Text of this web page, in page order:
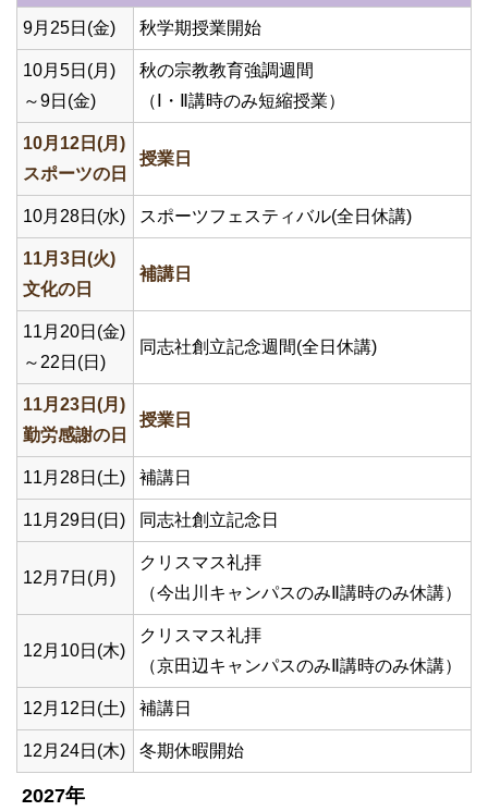
9月25日(金) 秋学期授業開始
10月5日(月)
～9日(金)
秋の宗教教育強調週間
（Ⅰ・Ⅱ講時のみ短縮授業）
10月12日(月)
スポーツの日
授業日
10月28日(水) スポーツフェスティバル(全日休講)
11月3日(火)
文化の日
補講日
11月20日(金)
～22日(日)
同志社創立記念週間(全日休講)
11月23日(月)
勤労感謝の日
授業日
11月28日(土) 補講日
11月29日(日) 同志社創立記念日
12月7日(月)
クリスマス礼拝
（今出川キャンパスのみⅡ講時のみ休講）
12月10日(木)
クリスマス礼拝
（京田辺キャンパスのみⅡ講時のみ休講）
12月12日(土) 補講日
12月24日(木) 冬期休暇開始
2027年